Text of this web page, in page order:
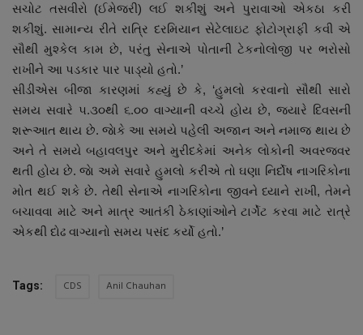
બજારના સમાચાર
નાણાંકીય સમાચાર
સ્થાનિક સમાચાર
સ્પોર્ટ્સ
રાશિફળ
ગુનાખોરી
સચોટ તસવીરો (ઈમેજરી) લઈ શકીશું અને પુરાવાઓ એકઠા કરી
શકીશું. સામાન્ય રીતે રાત્રિ દરમિયાન સેટેલાઇટ ફોટોગ્રાફી કવી એ
સૌથી મુશ્કેલ કામ છે, પરંતુ સેનાએ પોતાની ટેકનોલોજી પર ભરોસો
રાખીને આ પડકાર પાર પાડ્યો હતો.’
સીડીએસ બીજા કારણમાં કહ્યું છે કે, ‘હુમલો કરવાનો સૌથી સારો
સમય સવારે ૫.૩૦થી ૬.૦૦ વાગ્યાની વચ્ચે હોય છે, જ્યારે દિવસની
શરૂઆત થાય છે. જાેકે આ સમયે પહેલી અજાન અને નમાજ થાય છે
અને તે સમયે બહાવલપુર અને મુરીદકેમાં અનેક લોકોની અવરજવર
થતી હોય છે. જાે અમે સવારે હુમલો કરીએ તો ઘણા નિર્દોષ નાગરિકોના
મોત થઈ શકે છે. તેથી સેનાએ નાગરિકોના જીવને ધ્યાને રાખી, તેમને
બચાવવા માટે અને માત્ર આતંકી ઠેકાણાંઓને ટાર્ગેટ કરવા માટે રાત્રે
એકથી દોઢ વાગ્યાનો સમય પસંદ કર્યો હતો.’
Tags: CDS Anil Chauhan